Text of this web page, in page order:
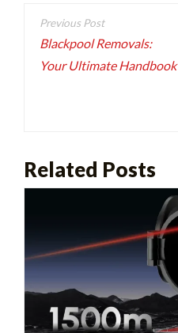
Post
navigation
Blackpool Removals:
Your Ultimate Handbook
Related Posts